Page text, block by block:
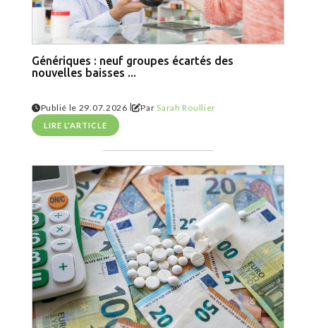
Génériques : neuf groupes écartés des
nouvelles baisses ...
Publié le 29.07.2026 | ParSarah Roullier
LIRE L'ARTICLE